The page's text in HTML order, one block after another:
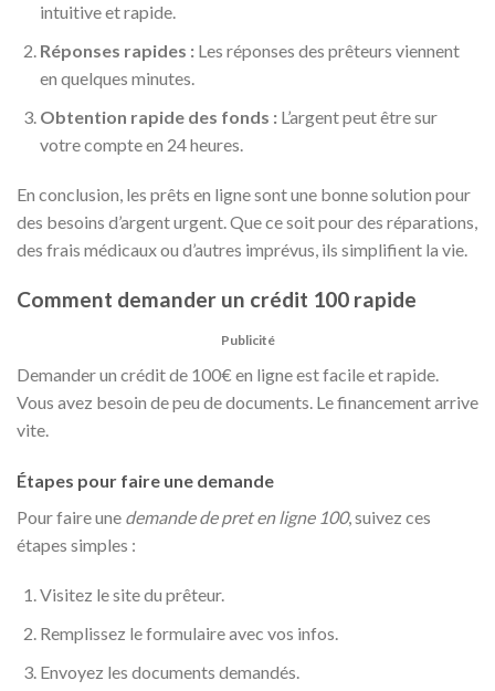
intuitive et rapide.
Réponses rapides :Les réponses des prêteurs viennent
en quelques minutes.
Obtention rapide des fonds :L’argent peut être sur
votre compte en 24 heures.
En conclusion, les prêts en ligne sont une bonne solution pour
des besoins d’argent urgent. Que ce soit pour des réparations,
des frais médicaux ou d’autres imprévus, ils simplifient la vie.
Comment demander un crédit 100 rapide
Publicité
Demander un crédit de 100€ en ligne est facile et rapide.
Vous avez besoin de peu de documents. Le financement arrive
vite.
Étapes pour faire une demande
Pour faire une demande de pret en ligne 100, suivez ces
étapes simples :
Visitez le site du prêteur.
Remplissez le formulaire avec vos infos.
Envoyez les documents demandés.